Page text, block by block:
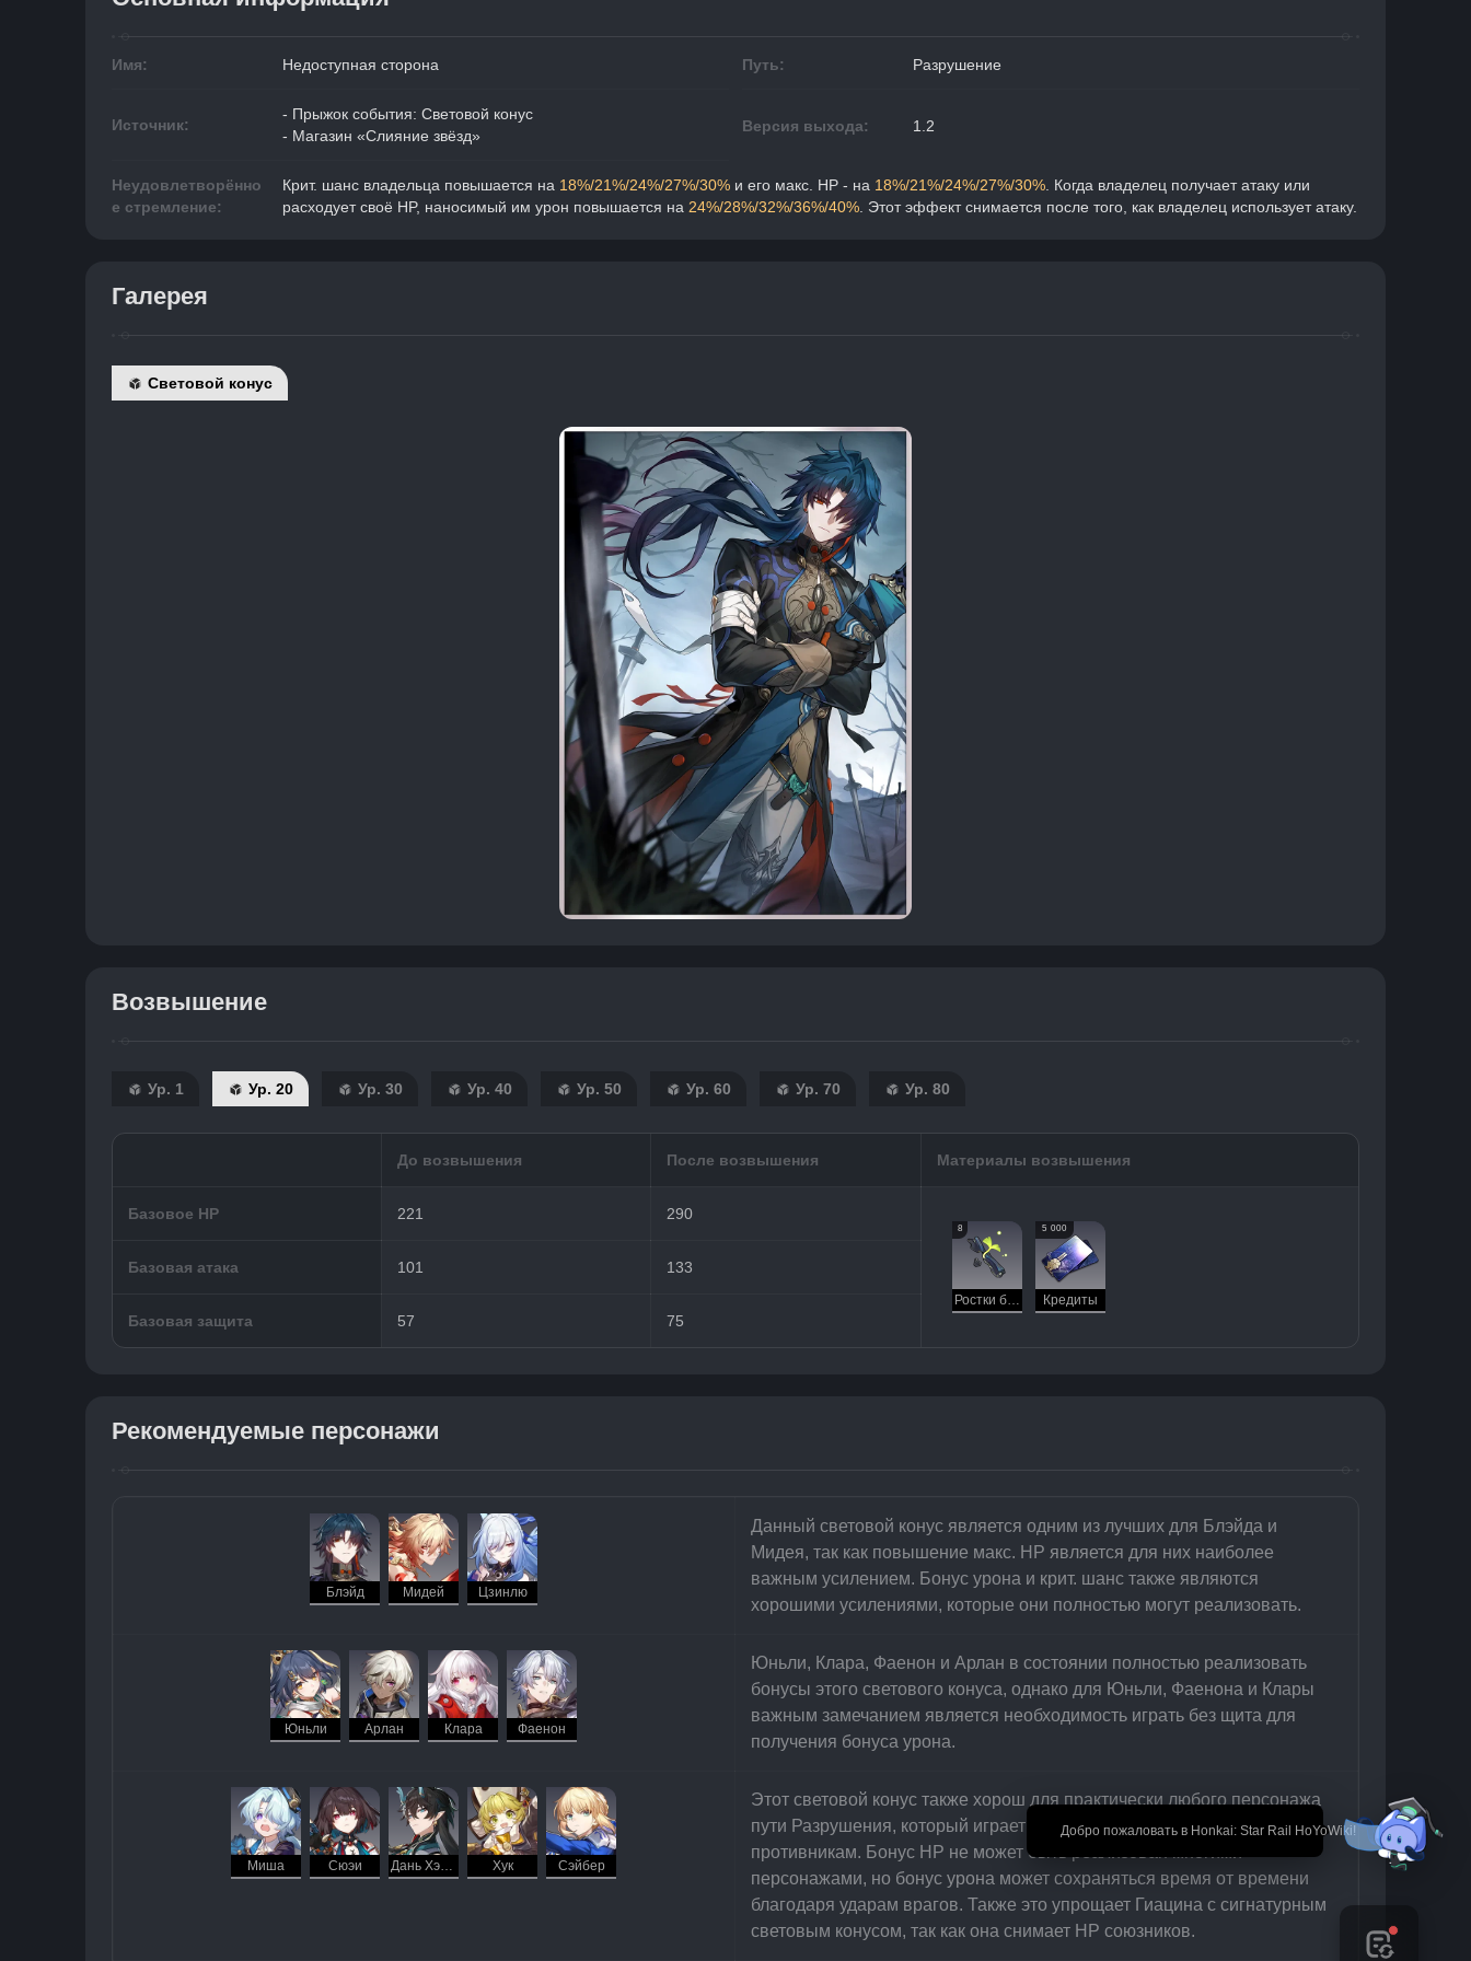
🎉 Добро пожаловать в Honkai: Star Rail HoYoWiki!
Имя: Недоступная сторона Путь: Разрушение
Источник:
- Прыжок события: Световой конус
- Магазин «Слияние звёзд»
Версия выхода: 1.2
Неудовлетворённо
е стремление:
Крит. шанс владельца повышается на 18%/21%/24%/27%/30% и его макс. НР - на 18%/21%/24%/27%/30% . Когда владелец получает атаку или
расходует своё HP, наносимый им урон повышается на 24%/28%/32%/36%/40% . Этот эффект снимается после того, как владелец использует атаку.
Галерея
Световой конус
Возвышение
Ур. 1 Ур. 20 Ур. 30 Ур. 40 Ур. 50 Ур. 60 Ур. 70 Ур. 80
До возвышения После возвышения Материалы возвышения
Базовое HP 221 290
8
Ростки бессмертия
5 000
Кредиты
Базовая атака 101 133
Базовая защита 57 75
Рекомендуемые персонажи
Блэйд Мидей Цзинлю
Данный световой конус является одним из лучших для Блэйда и
Мидея, так как повышение макс. НР является для них наиболее
важным усилением. Бонус урона и крит. шанс также являются
хорошими усилениями, которые они полностью могут реализовать.
Юньли Арлан Клара Фаенон
Юньли, Клара, Фаенон и Арлан в состоянии полностью реализовать
бонусы этого светового конуса, однако для Юньли, Фаенона и Клары
важным замечанием является необходимость играть без щита для
получения бонуса урона.
Миша Сюэи Дань Хэн: Пожиратель Луны Хук Сэйбер
Этот световой конус также хорош для практически любого персонажа
пути Разрушения, который играет от нанесения крит. урона
противникам. Бонус НР не может быть реализован многими
персонажами, но бонус урона может сохраняться время от времени
благодаря ударам врагов. Также это упрощает Гиацина с сигнатурным
световым конусом, так как она снимает НР союзников.